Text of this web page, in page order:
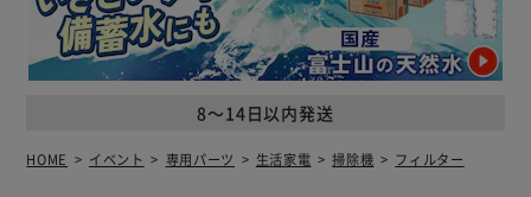
8～14日以内発送
HOME イベント 専用パーツ 生活家電 掃除機 フィルター